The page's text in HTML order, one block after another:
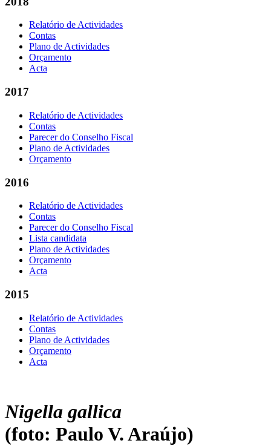
Relatório de Actividades
Contas
Plano de Actividades
Orçamento
Acta
2017
Relatório de Actividades
Contas
Parecer do Conselho Fiscal
Plano de Actividades
Orçamento
2016
Relatório de Actividades
Contas
Parecer do Conselho Fiscal
Lista candidata
Plano de Actividades
Orçamento
Acta
2015
Relatório de Actividades
Contas
Plano de Actividades
Orçamento
Acta
Nigella gallica
(foto: Paulo V. Araújo)